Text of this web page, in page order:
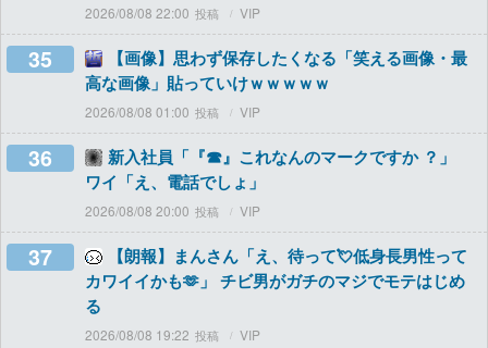
2026/08/08 22:00 VIP
35
【画像】思わず保存したくなる「笑える画像・最
高な画像」貼っていけｗｗｗｗｗ
2026/08/08 01:00 VIP
36
新入社員「『☎︎』これなんのマークですか ？」
ワイ「え、電話でしょ」
2026/08/08 20:00 VIP
37
【朗報】まんさん「え、待って💘低身長男性って
カワイイかも🫶」 チビ男がガチのマジでモテはじめ
る
2026/08/08 19:22 VIP